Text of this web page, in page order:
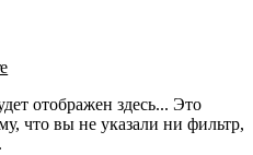
отображен здесь... Это
что вы не указали ни фильтр,